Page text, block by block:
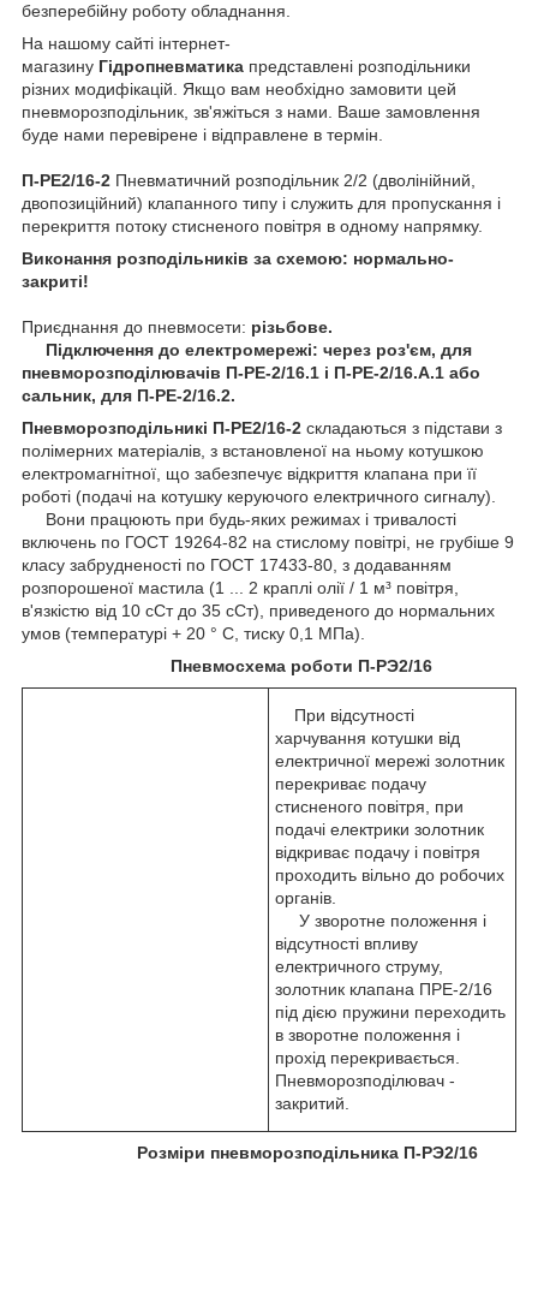
безперебійну роботу обладнання.
На нашому сайті інтернет-
магазину Гідропневматика представлені розподільники
різних модифікацій. Якщо вам необхідно замовити цей
пневморозподільник, зв'яжіться з нами. Ваше замовлення
буде нами перевірене і відправлене в термін.
П-РЕ2/16-2 Пневматичний розподільник 2/2 (дволінійний,
двопозиційний) клапанного типу і служить для пропускання і
перекриття потоку стисненого повітря в одному напрямку.
Виконання розподільників за схемою: нормально-
закриті!
Приєднання до пневмосети: різьбове.
Підключення до електромережі: через роз'єм, для
пневморозподілювачів П-РЕ-2/16.1 і П-РЕ-2/16.А.1 або
сальник, для П-РЕ-2/16.2.
Пневморозподільникі П-РЕ2/16-2 складаються з підстави з
полімерних матеріалів, з встановленої на ньому котушкою
електромагнітної, що забезпечує відкриття клапана при її
роботі (подачі на котушку керуючого електричного сигналу).
Вони працюють при будь-яких режимах і тривалості
включень по ГОСТ 19264-82 на стислому повітрі, не грубіше 9
класу забрудненості по ГОСТ 17433-80, з додаванням
розпорошеної мастила (1 ... 2 краплі олії / 1 м³ повітря,
в'язкістю від 10 сСт до 35 сСт), приведеного до нормальних
умов (температурі + 20 ° С, тиску 0,1 МПа).
Пневмосхема роботи П-РЭ2/16
При відсутності
харчування котушки від
електричної мережі золотник
перекриває подачу
стисненого повітря, при
подачі електрики золотник
відкриває подачу і повітря
проходить вільно до робочих
органів.
У зворотне положення і
відсутності впливу
електричного струму,
золотник клапана ПРЕ-2/16
під дією пружини переходить
в зворотне положення і
прохід перекривається.
Пневморозподілювач -
закритий.
Розміри пневморозподільника П-РЭ2/16